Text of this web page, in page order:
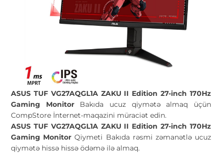
ASUS TUF VG27AQGL1A ZAKU II Edition 27-inch 170Hz
Gaming Monitor Bakıda ucuz qiymətə almaq üçün
CompStore İnternet-maqazini müraciət edin.
ASUS TUF VG27AQGL1A ZAKU II Edition 27-inch 170Hz
Gaming MonitorQiymeti Bakıda rəsmi zəmanətlə ucuz
qiymətə hissə hissə ödəmə ilə almaq.